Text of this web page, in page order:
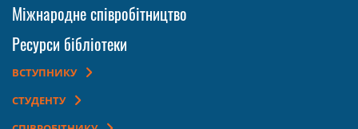
Міжнародне співробітництво
Ресурси бібліотеки
ВСТУПНИКУ
СТУДЕНТУ